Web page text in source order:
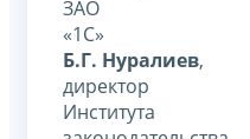
ЗАО
«1С»
Б.Г. Нуралиев,
директор
Института